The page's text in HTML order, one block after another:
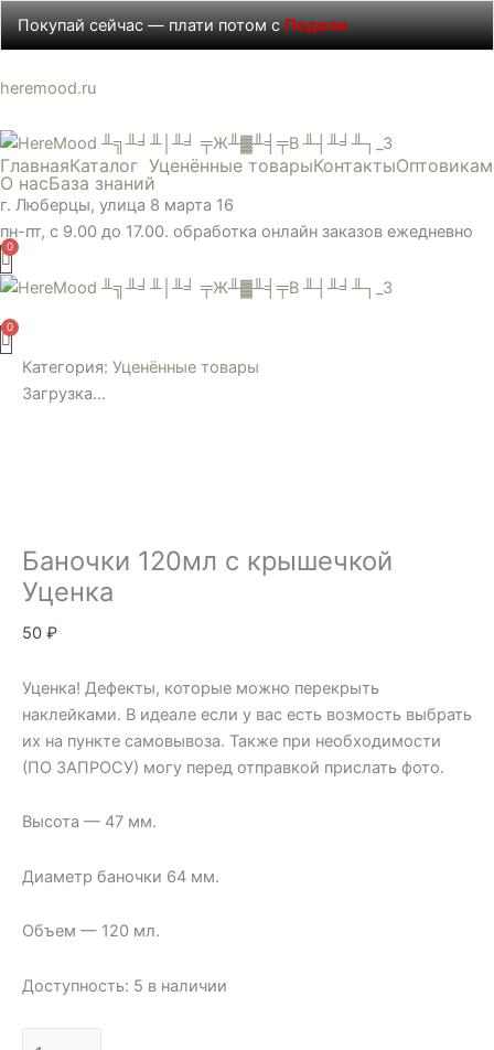
Покупай сейчас — плати потом сПодели
Перейти
к
heremood.ru
ГлавнаяКаталог Уценённые товарыКонтактыОптовикам
О насБаза знаний
г. Люберцы, улица 8 марта 16
пн-пт, с 9.00 до 17.00. обработка онлайн заказов ежедневно
Меню
Категория: Уценённые товары
Загрузка...
Баночки 120мл с крышечкой
Уценка
50 ₽
Уценка! Дефекты, которые можно перекрыть
наклейками. В идеале если у вас есть возмость выбрать
их на пункте самовывоза. Также при необходимости
(ПО ЗАПРОСУ) могу перед отправкой прислать фото.
Высота — 47 мм.
Диаметр баночки 64 мм.
Объем — 120 мл.
Доступность: 5 в наличии
Количество
Баночки
120мл
с
крышечкой
Уценка
имеет
несколько
вариаций.
Опции
можно
на